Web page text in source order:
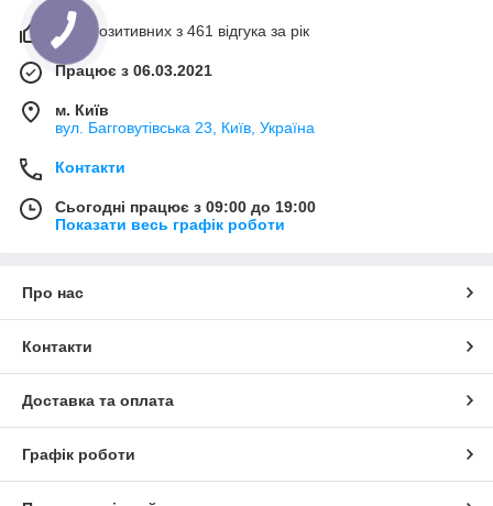
99% позитивних з 461 відгука за рік
Працює з 06.03.2021
м. Київ
вул. Багговутівська 23, Київ, Україна
Контакти
Сьогодні працює з 09:00 до 19:00
Показати весь графік роботи
Про нас
Контакти
Доставка та оплата
Графік роботи